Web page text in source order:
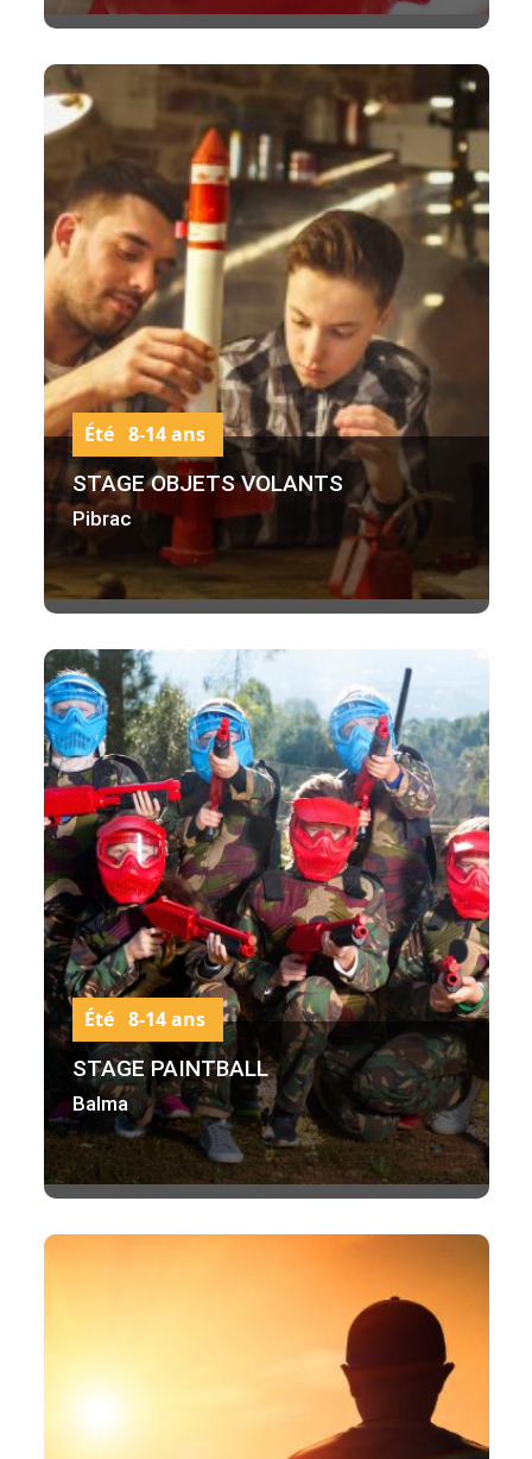
STAGE OBJETS VOLANTS
Pibrac
Été 8-14 ans
STAGE PAINTBALL
Balma
Été 8-14 ans